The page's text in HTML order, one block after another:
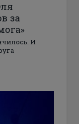
за
И